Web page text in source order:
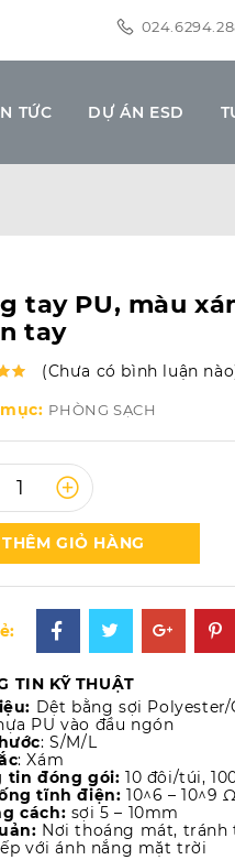
TỨC DỰ ÁN ESD
tay PU, màu
tay
(Chưa có bình luận
PHÒNG SẠCH
THÊM GIỎ HÀNG
TIN KỸ THUẬT
Dệt bằng sợi Polyester/
PU vào đầu ngón
: S/M/L
: Xám
tin đóng gói: 10 đôi/túi,
tĩnh điện: 10^6 – 10^9
cách: sợi 5 – 10mm
Nơi thoáng mát, tránh
với ánh nắng mặt trời